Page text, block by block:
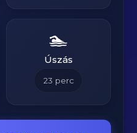
🏊
Úszás
23 perc